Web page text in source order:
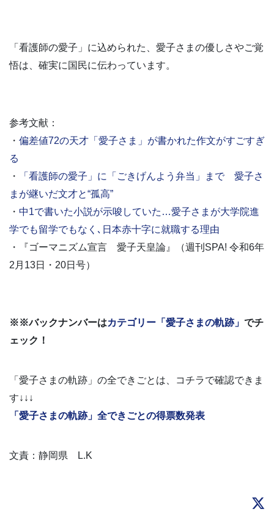
「看護師の愛子」に込められた、愛子さまの優しさやご覚
悟は、確実に国民に伝わっています。
参考文献：
・ 偏差値72の天才「愛子さま」が書かれた作文がすごすぎ
る
・
「看護師の愛子」に「ごきげんよう弁当」まで 愛子さ
まが継いだ文才と“孤高”
・ 中1で書いた小説が示唆していた…愛子さまが大学院進
学でも留学でもなく､日本赤十字に就職する理由
・『ゴーマニズム宣言 愛子天皇論』（週刊SPA! 令和6年
2月13日・20日号）
※※バックナンバーはカテゴリー「愛子さまの軌跡」 でチ
ェック！
「愛子さまの軌跡」の全できごとは、コチラで確認できま
す↓↓↓
「愛子さまの軌跡」全できごとの得票数発表
文責：静岡県 L.K